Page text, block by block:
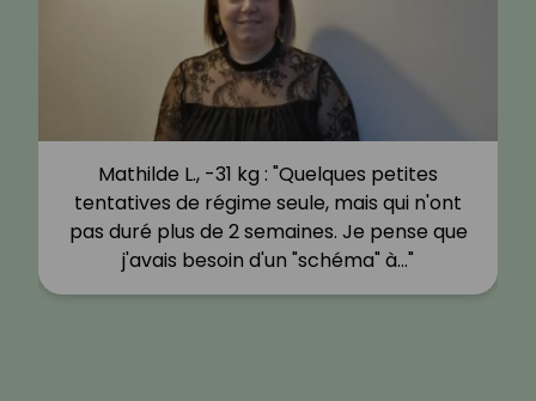
Mathilde L., -31 kg : "Quelques petites
tentatives de régime seule, mais qui n'ont
pas duré plus de 2 semaines. Je pense que
j'avais besoin d'un "schéma" à…"